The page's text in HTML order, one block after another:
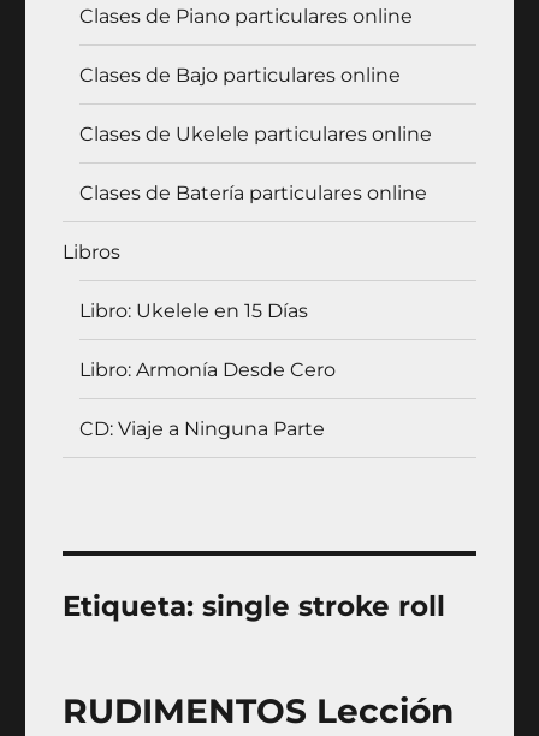
Clases de Piano particulares online
Clases de Bajo particulares online
Clases de Ukelele particulares online
Clases de Batería particulares online
Libros
Libro: Ukelele en 15 Días
Libro: Armonía Desde Cero
CD: Viaje a Ninguna Parte
Etiqueta:single stroke roll
RUDIMENTOS Lección